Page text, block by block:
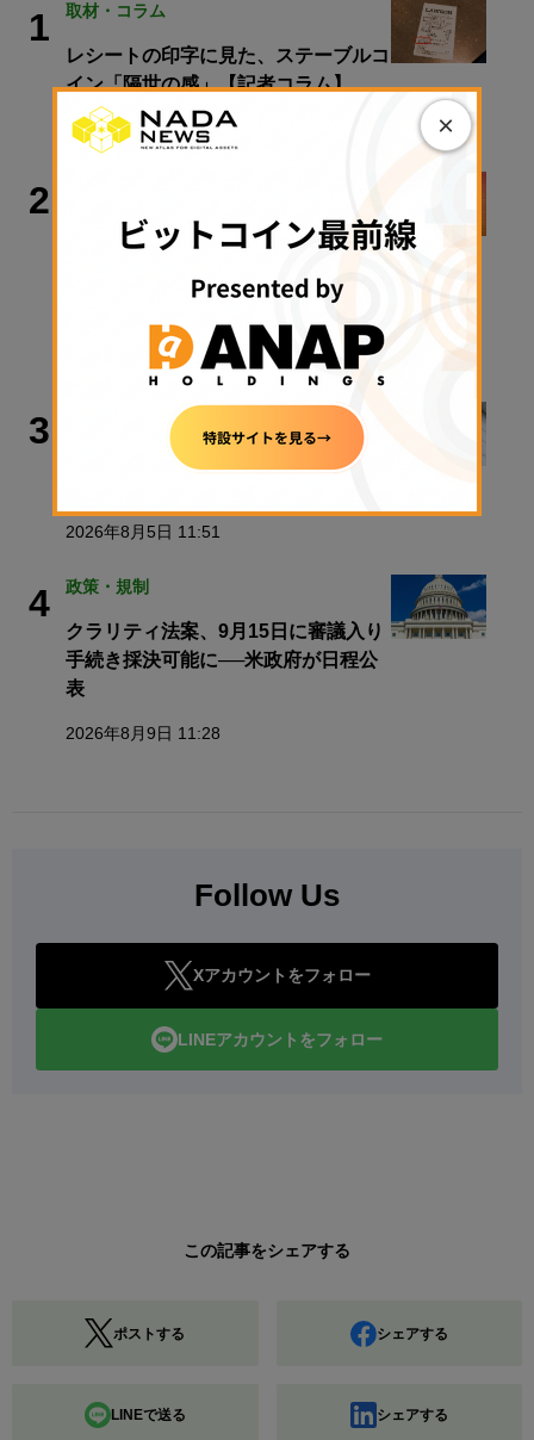
1 取材・コラム
レシートの印字に見た、ステーブルコ
イン「隔世の感」【記者コラム】
2026年8月9日 09:36
2
【速報】金融庁、暗号資産・ステーブ
ルコイン課を新設／警察庁、すべての
暗号資産交換業者に出庫制限強化を要
2026年8月9日 08:00
3
【速報】金融庁、暗号資産・ステーブ
2026年8月5日 11:51
4 政策・規制
クラリティ法案、9月15日に審議入り
手続き採決可能に──米政府が日程公
表
2026年8月9日 11:28
Follow Us
Xアカウントをフォロー
LINEアカウントをフォロー
この記事をシェアする
ポストする シェアする
LINEで送る シェアする
×